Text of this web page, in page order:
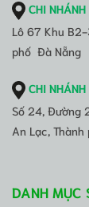
CHI
Lô 67 Khu
phố Đà Nẵng
CHI
Số 24, Đường
An Lạc, Thành
DANH MỤC